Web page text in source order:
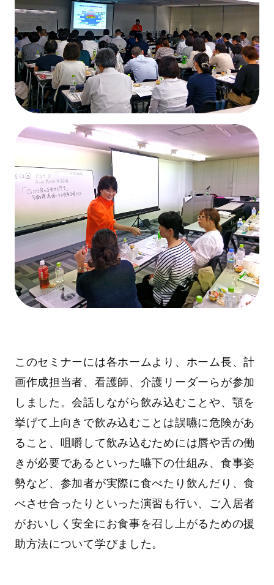
このセミナーには各ホームより、ホーム長、計
画作成担当者、看護師、介護リーダーらが参加
しました。会話しながら飲み込むことや、顎を
挙げて上向きで飲み込むことは誤嚥に危険があ
ること、咀嚼して飲み込むためには唇や舌の働
きが必要であるといった嚥下の仕組み、食事姿
勢など、参加者が実際に食べたり飲んだり、食
べさせ合ったりといった演習も行い、ご入居者
がおいしく安全にお食事を召し上がるための援
助方法について学びました。